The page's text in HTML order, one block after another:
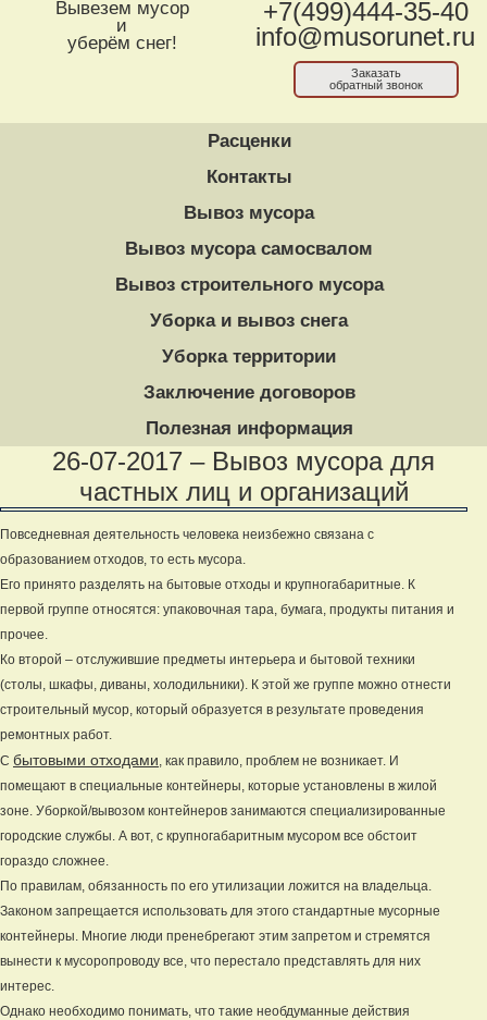
Вывезем мусор
и
уберём снег!
+7(499)444-35-40
info@musorunet.ru
Заказать
обратный звонок
Расценки
Контакты
Вывоз мусора
Вывоз мусора самосвалом
Вывоз строительного мусора
Уборка и вывоз снега
Уборка территории
Заключение договоров
Полезная информация
26-07-2017 – Вывоз мусора для
частных лиц и организаций
Повседневная деятельность человека неизбежно связана с
образованием отходов, то есть мусора.
Его принято разделять на бытовые отходы и крупногабаритные. К
первой группе относятся: упаковочная тара, бумага, продукты питания и
прочее.
Ко второй – отслужившие предметы интерьера и бытовой техники
(столы, шкафы, диваны, холодильники). К этой же группе можно отнести
строительный мусор, который образуется в результате проведения
ремонтных работ.
С бытовыми отходами, как правило, проблем не возникает. И
помещают в специальные контейнеры, которые установлены в жилой
зоне. Уборкой/вывозом контейнеров занимаются специализированные
городские службы. А вот, с крупногабаритным мусором все обстоит
гораздо сложнее.
По правилам, обязанность по его утилизации ложится на владельца.
Законом запрещается использовать для этого стандартные мусорные
контейнеры. Многие люди пренебрегают этим запретом и стремятся
вынести к мусоропроводу все, что перестало представлять для них
интерес.
Однако необходимо понимать, что такие необдуманные действия